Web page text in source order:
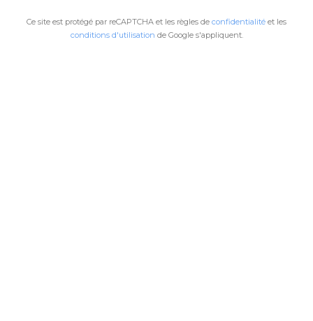
Ce site est protégé par reCAPTCHA et les règles de confidentialité et les
conditions d'utilisation de Google s'appliquent.